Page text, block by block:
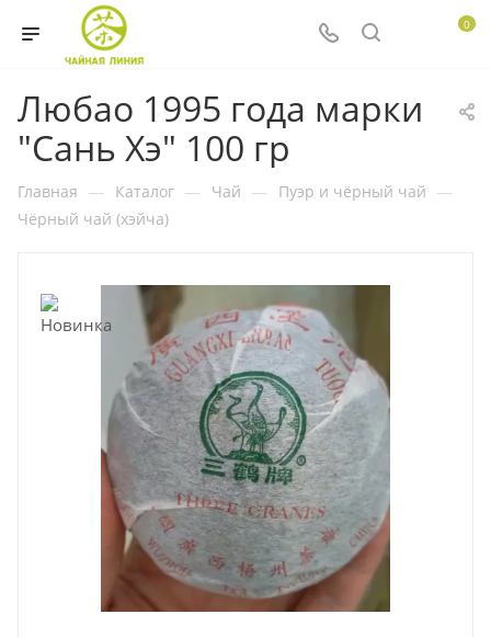
0
Любао 1995 года марки
"Сань Хэ" 100 гр
Главная — Каталог — Чай — Пуэр и чёрный чай —
Чёрный чай (хэйча)